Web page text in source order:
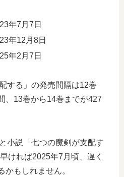
年7月7日
年12月8日
年2月7日
する」の発売間隔は12巻
、13巻から14巻までが427
小説「七つの魔剣が支配す
ければ2025年7月頃、遅く
かもしれません。